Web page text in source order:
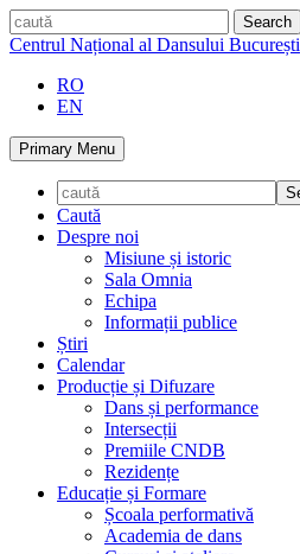
Skip
to
caută
Centrul Național al Dansului București
RO
EN
Primary Menu
Caută
Despre noi
Misiune și istoric
Sala Omnia
Echipa
Informații publice
Știri
Calendar
Producție și Difuzare
Dans și performance
Intersecții
Premiile CNDB
Rezidențe
Educație și Formare
Școala performativă
Academia de dans